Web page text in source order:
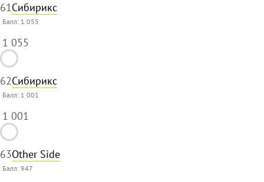
61Сибирикс
Балл: 1 055
1 055
62Сибирикс
Балл: 1 001
1 001
63Other Side
Балл:947